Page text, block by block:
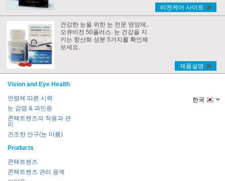
비젼케어 사이트
건강한 눈을 위한 눈 전문 영양제,
오큐비전 50플러스. 눈 건강을 지
키는 항산화 성분 5가지를 확인해
보세요.
제품설명
Vision and Eye Health
연령에 따른 시력
눈 감염 & 과민증
콘택트렌즈의 착용과 관
리
건조한 안구(눈 마름)
Products
콘택트렌즈
콘택트렌즈 관리 용액
한국